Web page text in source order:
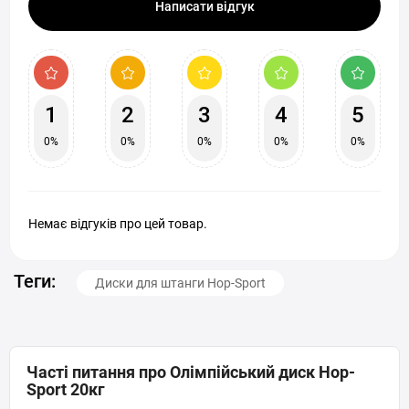
Написати відгук
1
0%
2
0%
3
0%
4
0%
5
0%
Немає відгуків про цей товар.
Теги: Диски для штанги Hop-Sport
Часті питання про Олімпійський диск Hop-
Sport 20кг